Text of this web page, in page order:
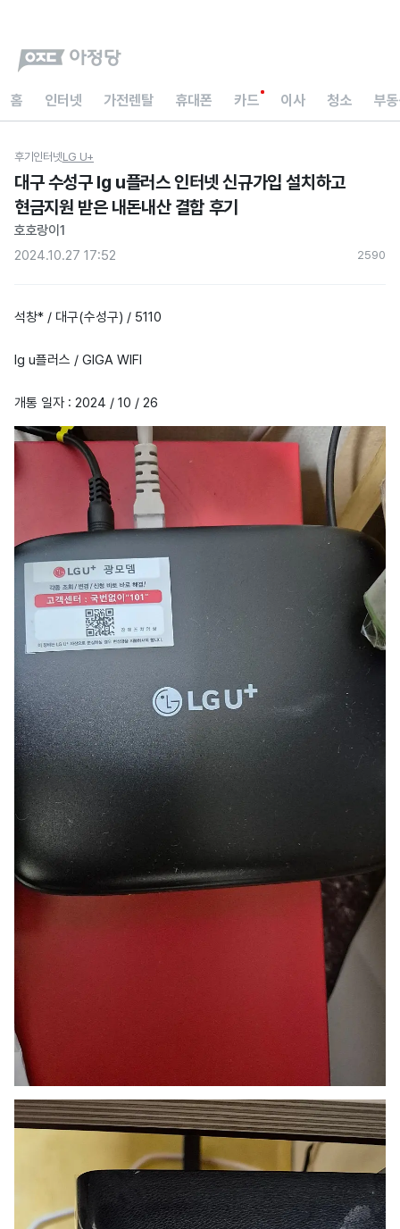
홈 인터넷 가전렌탈 휴대폰 카드 이사 청소 부
후기 인터넷LG U+
대구 수성구 lg u플러스 인터넷 신규가입 설치하고
현금지원 받은 내돈내산 결합 후기
호호랑이1
2024.10.27 17:52
2590
석창* / 대구(수성구) / 5110
lg u플러스 / GIGA WIFI
개통 일자 : 2024 / 10 / 26